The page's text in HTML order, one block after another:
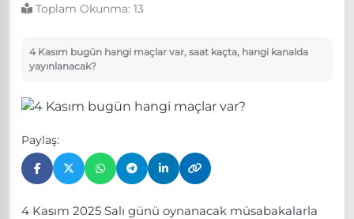
Toplam Okunma: 13
4 Kasım bugün hangi maçlar var, saat kaçta, hangi kanalda
yayınlanacak?
Paylaş:
4 Kasım 2025 Salı günü oynanacak müsabakalarla